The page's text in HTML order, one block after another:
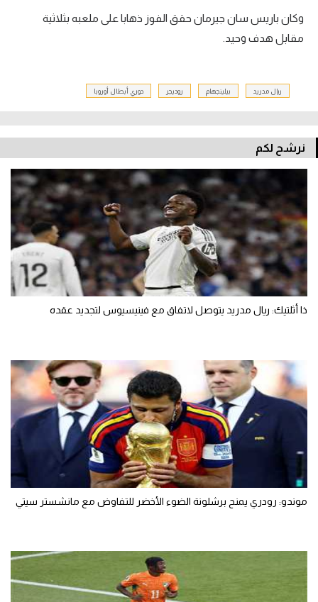
وكان باريس سان جيرمان حقق الفوز ذهابا على ملعبه بثلاثية
مقابل هدف وحيد.
ريال مدريد بيلينجهام روديجر دوري أبطال أوروبا
نرشح لكم
ذا أثلتيك: ريال مدريد يتوصل لاتفاق مع فينيسيوس لتجديد عقده
موندو: رودري يمنح برشلونة الضوء الأخضر للتفاوض مع مانشستر سيتي